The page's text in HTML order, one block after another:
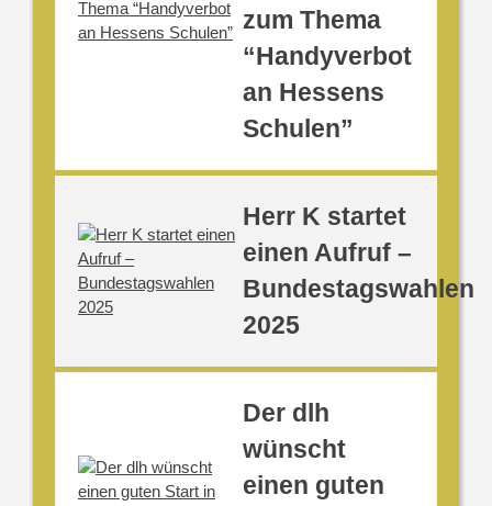
zum Thema
“Handyverbot
an Hessens
Schulen”
Herr K startet
einen Aufruf –
Bundestagswahlen
2025
Der dlh
wünscht
einen guten